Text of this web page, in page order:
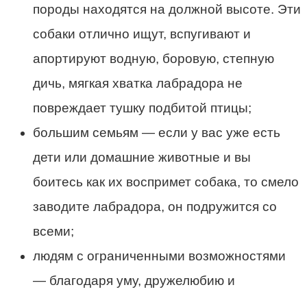
породы находятся на должной высоте. Эти
собаки отлично ищут, вспугивают и
апортируют водную, боровую, степную
дичь, мягкая хватка лабрадора не
повреждает тушку подбитой птицы;
большим семьям — если у вас уже есть
дети или домашние животные и вы
боитесь как их воспримет собака, то смело
заводите лабрадора, он подружится со
всеми;
людям с ограниченными возможностями
— благодаря уму, дружелюбию и